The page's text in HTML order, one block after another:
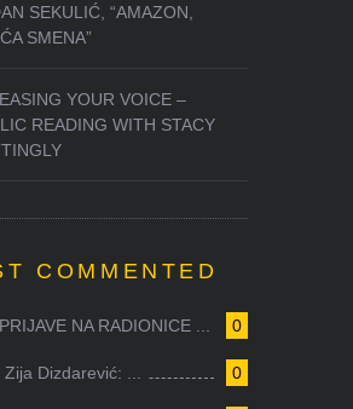
SEKULIĆ, “AMAZON,
SMENA”
YOUR VOICE –
READING WITH STACY
COMMENTED
0
NA RADIONICE ...
0
Dizdarević: ...